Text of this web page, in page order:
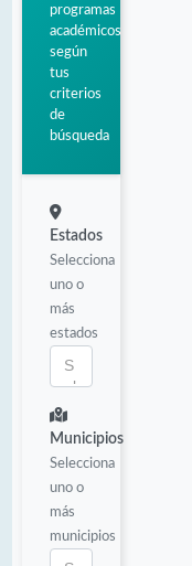
programas
académicos
según
tus
criterios
de
búsqueda
Estados
Selecciona
uno o
más
estados
Municipios
Selecciona
uno o
más
municipios